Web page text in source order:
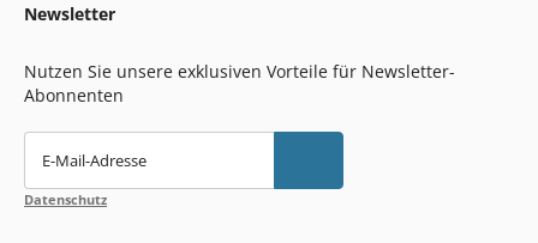
Newsletter
Nutzen Sie unsere exklusiven Vorteile für Newsletter-
Abonnenten
E-Mail-Adresse
Datenschutz